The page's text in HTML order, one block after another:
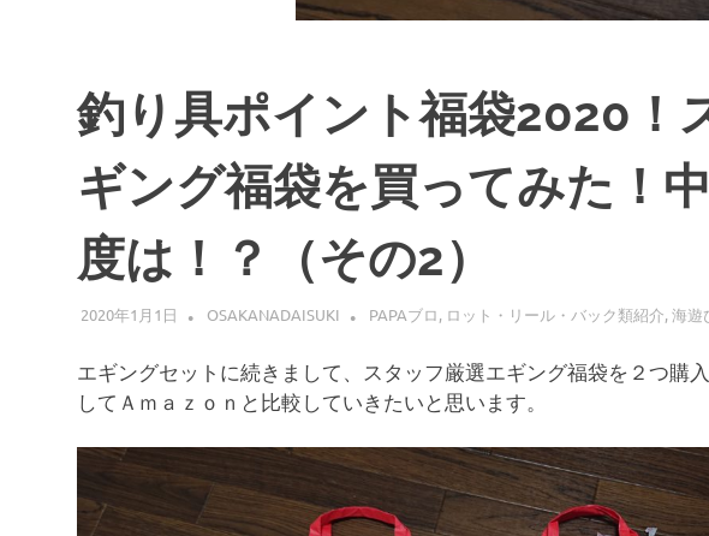
釣り具ポイント福袋2020！
ギング福袋を買ってみた！
度は！？（その2）
2020年1月1日 OSAKANADAISUKI PAPAブロ, ロット・リール・バック類紹介,海遊
エギングセットに続きまして、スタッフ厳選エギング福袋を２つ購
してＡｍａｚｏｎと比較していきたいと思います。